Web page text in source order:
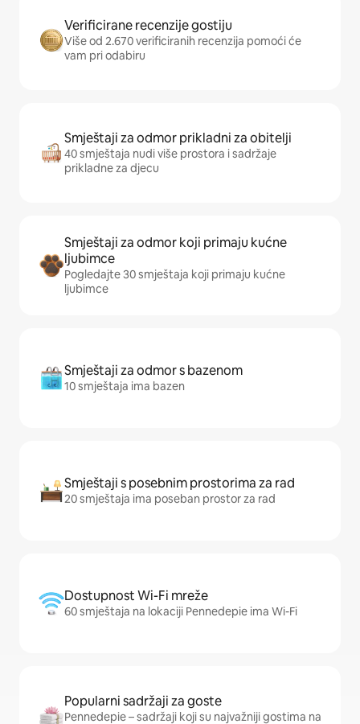
Verificirane recenzije gostiju
Više od 2.670 verificiranih recenzija pomoći će
vam pri odabiru
Smještaji za odmor prikladni za obitelji
40 smještaja nudi više prostora i sadržaje
prikladne za djecu
Smještaji za odmor koji primaju kućne
ljubimce
Pogledajte 30 smještaja koji primaju kućne
ljubimce
Smještaji za odmor s bazenom
10 smještaja ima bazen
Smještaji s posebnim prostorima za rad
20 smještaja ima poseban prostor za rad
Dostupnost Wi-Fi mreže
60 smještaja na lokaciji Pennedepie ima Wi-Fi
Popularni sadržaji za goste
Pennedepie – sadržaji koji su najvažniji gostima na